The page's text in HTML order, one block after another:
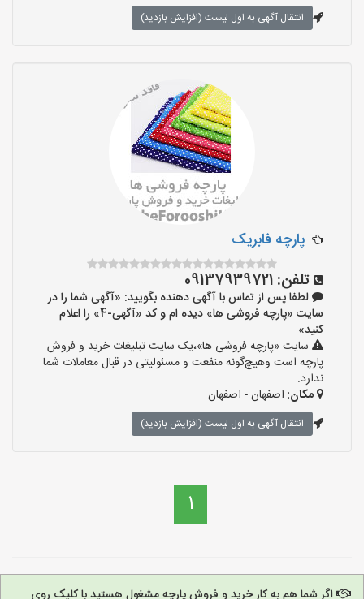
انتقال آگهی به اول لیست (افزایش بازدید)
پارچه فابریک
تلفن: 09137939721
لطفا پس از تماس با آگهی دهنده بگویید: «آگهی شما را در
سایت «پارچه فروشی ها» دیده ام و کد «آگهی-4» را اعلام
کنید»
سایت «پارچه فروشی ها»،یک سایت تبلیغات خرید و فروش
پارچه است وهیچ‌گونه منفعت و مسئولیتی در قبال معاملات شما
ندارد.
مکان: اصفهان - اصفهان
انتقال آگهی به اول لیست (افزایش بازدید)
1
اگر شما هم به کار خرید و فروش پارچه مشغول هستید با کلیک روی